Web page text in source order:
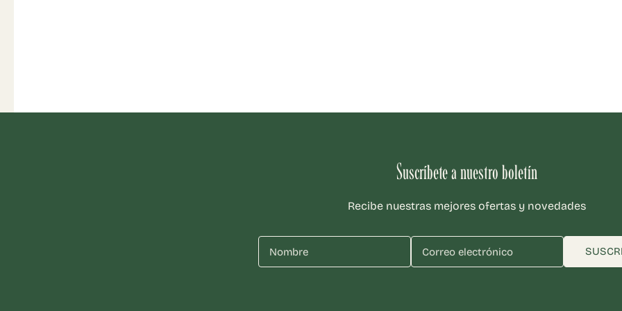
Suscríbete a nuestro boletín
Recibe nuestras mejores ofertas y novedades